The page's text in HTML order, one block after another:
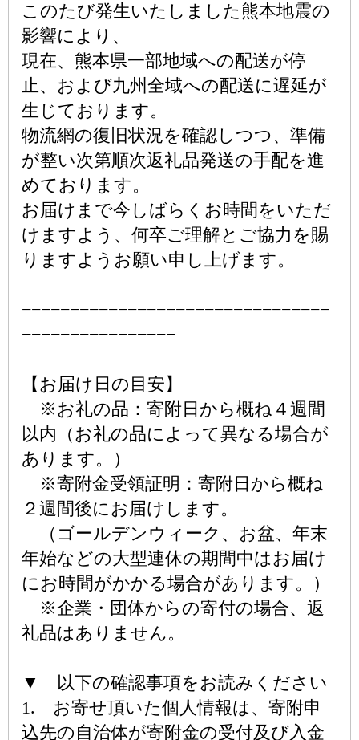
このたび発生いたしました熊本地震の
影響により、
現在、熊本県一部地域への配送が停
止、および九州全域への配送に遅延が
生じております。
物流網の復旧状況を確認しつつ、準備
が整い次第順次返礼品発送の手配を進
めております。
お届けまで今しばらくお時間をいただ
けますよう、何卒ご理解とご協力を賜
りますようお願い申し上げます。
−−−−−−−−−−−−−−−−−−−−−−−−−−−−−−−−
−−−−−−−−−−−−−−−−
【お届け日の目安】
※お礼の品：寄附日から概ね４週間
以内（お礼の品によって異なる場合が
あります。）
※寄附金受領証明：寄附日から概ね
２週間後にお届けします。
（ゴールデンウィーク、お盆、年末
年始などの大型連休の期間中はお届け
にお時間がかかる場合があります。）
※企業・団体からの寄付の場合、返
礼品はありません。
▼ 以下の確認事項をお読みください
1. お寄せ頂いた個人情報は、寄附申
込先の自治体が寄附金の受付及び入金